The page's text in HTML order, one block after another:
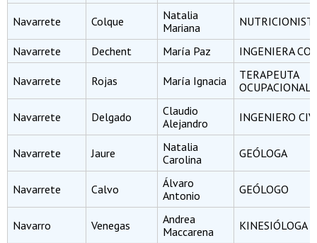
Navarrete Colque
Natalia
Mariana
Navarrete Dechent María Paz INGENIERA
Navarrete Rojas María Ignacia
TERAPEUTA
OCUPACIONAL
Navarrete Delgado
Claudio
Alejandro
INGENIERO
Navarrete Jaure
Natalia
Carolina
GEÓLOGA
Navarrete Calvo
Álvaro
Antonio
GEÓLOGO
Navarro Venegas
Andrea
Maccarena
KINESIÓLOGA